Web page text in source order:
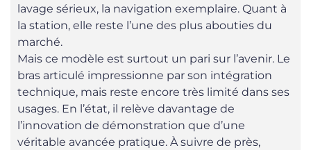
lavage sérieux, la navigation exemplaire. Quant à
la station, elle reste l’une des plus abouties du
marché.
Mais ce modèle est surtout un pari sur l’avenir. Le
bras articulé impressionne par son intégration
technique, mais reste encore très limité dans ses
usages. En l’état, il relève davantage de
l’innovation de démonstration que d’une
véritable avancée pratique. À suivre de près,